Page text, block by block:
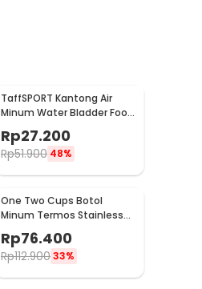
TaffSPORT Kantong Air
Minum Water Bladder Food
Grade Hydration Bag 2L -
SD16
Rp27.200
Rp51.900 48%
One Two Cups Botol
Minum Termos Stainless
Steel BPA Free 400ml -
K623
Rp76.400
Rp112.90033%